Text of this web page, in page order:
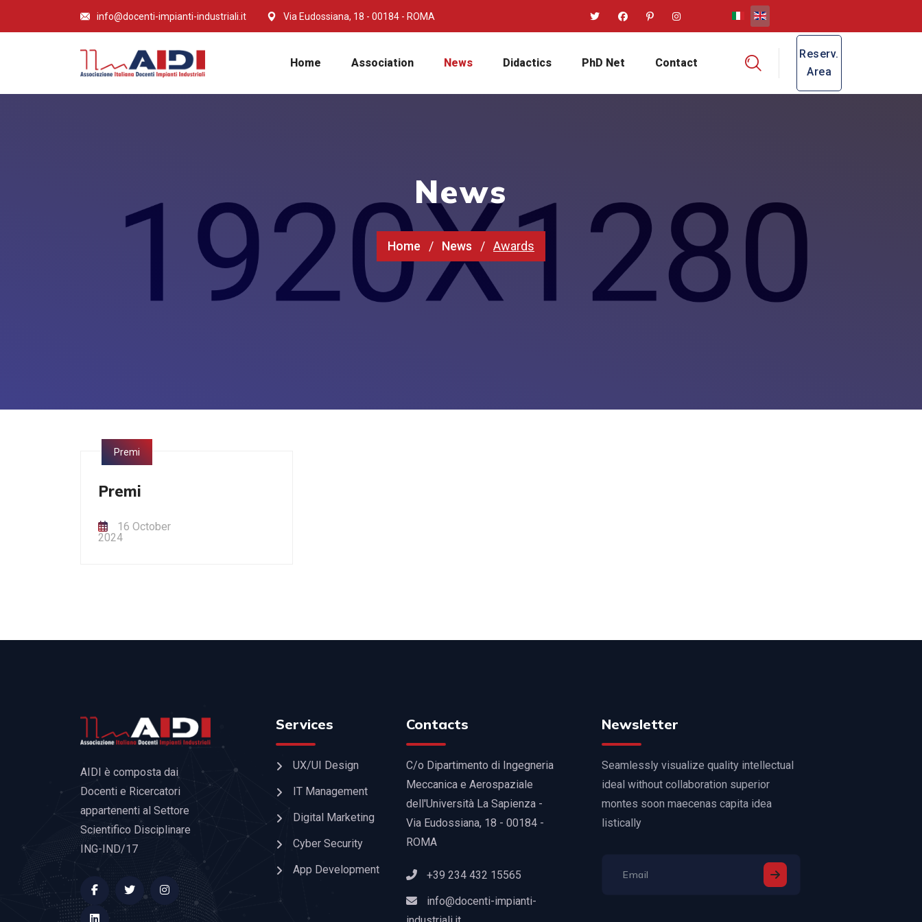
info@docenti-impianti-industriali.it Via Eudossiana, 18 - 00184 - ROMA Select your language
Home Association News Didactics PhD Net Contact
Reserv.
Area
News
Home News Awards
Premi
Premi
16 October
2024
AIDI è composta dai
Docenti e Ricercatori
appartenenti al Settore
Scientifico Disciplinare
ING-IND/17
Services
UX/UI Design
IT Management
Digital Marketing
Cyber Security
App Development
Contacts
C/o Dipartimento di Ingegneria
Meccanica e Aerospaziale
dell'Università La Sapienza -
Via Eudossiana, 18 - 00184 -
ROMA
+39 234 432 15565
info@docenti-impianti-
Newsletter
Seamlessly visualize quality intellectual
ideal without collaboration superior
montes soon maecenas capita idea
listically